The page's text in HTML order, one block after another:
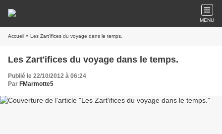
MENU
Accueil » Les Zart'ifices du voyage dans le temps.
Les Zart'ifices du voyage dans le temps.
Publié le 22/10/2012 à 06:24
Par FMarmotte5